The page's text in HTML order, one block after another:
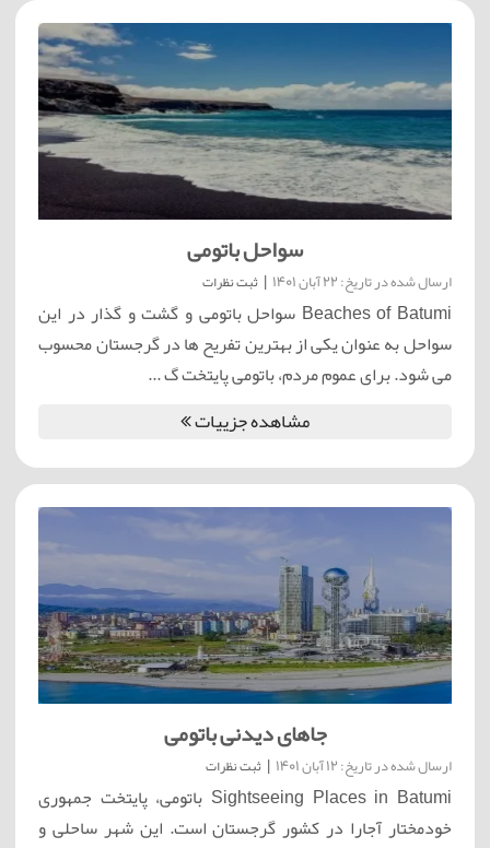
سواحل باتومی
ارسال شده در تاریخ: 22 آبان 1401 | ثبت نظرات
Beaches of Batumi سواحل باتومی و گشت و گذار در این
سواحل به عنوان یکی از بهترین تفریح ها در گرجستان محسوب
می شود. برای عموم مردم، باتومی پایتخت گ ...
مشاهده جزییات
جاهای دیدنی باتومی
ارسال شده در تاریخ: 12 آبان 1401 | ثبت نظرات
Sightseeing Places in Batumi باتومی، پایتخت جمهوری
خودمختار آجارا در کشور گرجستان است. این شهر ساحلی و